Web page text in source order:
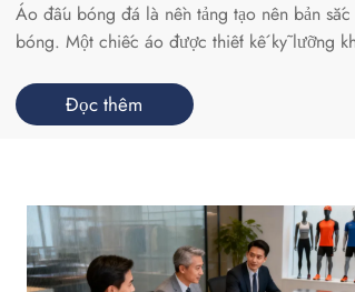
Áo đấu bóng đá là nền tảng tạo nên bản
bóng. Một chiếc áo được thiết kế kỹ lưỡng
với người hâm mộ, mà còn thúc đẩy tinh thần
niềm tự hào mạnh mẽ. Nếu bạn đang háo
Đọc thêm